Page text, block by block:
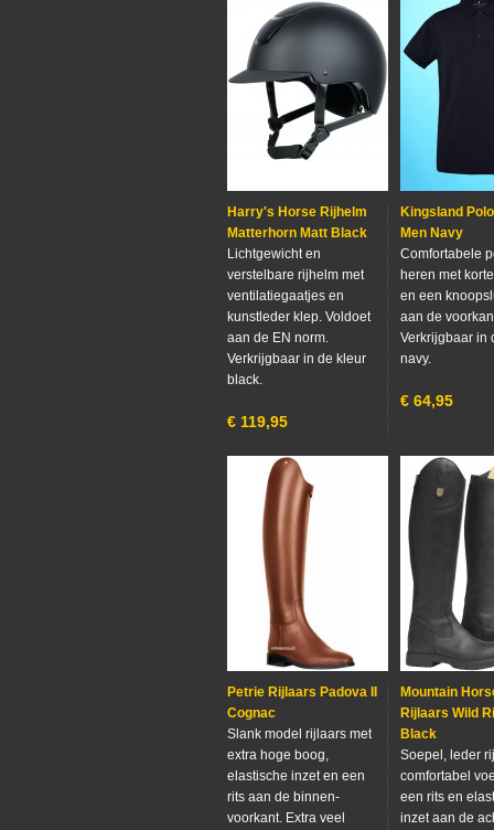
Harry's Horse Rijhelm
Matterhorn Matt Black
Lichtgewicht en
verstelbare rijhelm met
ventilatiegaatjes en
kunstleder klep. Voldoet
aan de EN norm.
Verkrijgbaar in de kleur
black.
€ 119,95
Kingsland
Men Navy
Comfortabele
heren met
en een
aan de
Verkrijgbaar in
navy.
€ 64,95
Petrie Rijlaars Padova II
Cognac
Slank model rijlaars met
extra hoge boog,
elastische inzet en een
rits aan de binnen-
voorkant. Extra veel
Mountain
Rijlaars Wild
Black
Soepel, leder
comfortabel
een rits en
inzet aan de